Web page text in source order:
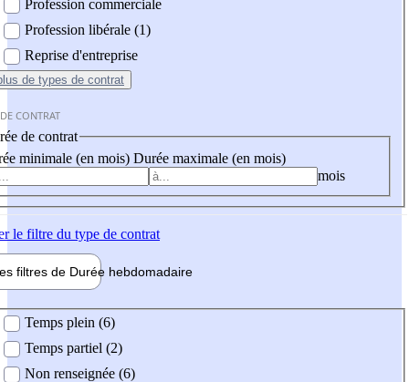
Profession commerciale
Profession libérale (1)
Reprise d'entreprise
de types de contrat
CONTRAT
de contrat
minimale (en mois) Durée maximale (en mois)
mois
le filtre du type de contrat
filtres de Durée hebdomadaire
Temps plein (6)
Temps partiel (2)
Non renseignée (6)